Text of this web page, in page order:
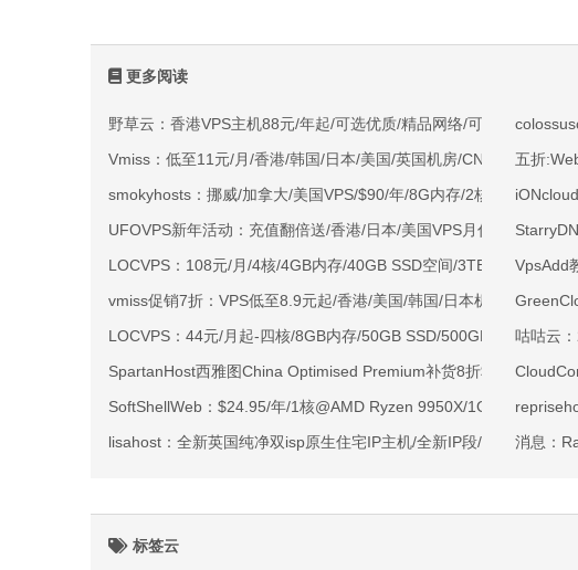
更多阅读
野草云：香港VPS主机88元/年起/可选优质/精品网络/可选100M不限
Vmiss：低至11元/月/香港/韩国/日本/美国/英国机房/CN2/CUII/
smokyhosts：挪威/加拿大/美国VPS/$90/年/8G内存/2核/80gNVMe/
UFOVPS新年活动：充值翻倍送/香港/日本/美国VPS月付9.5折年付8
LOCVPS：108元/月/4核/4GB内存/40GB SSD空间/3TB流量/
vmiss促销7折：VPS低至8.9元起/香港/美国/韩国/日本机房/可选
LOCVPS：44元/月起-四核/8GB内存/50GB SSD/500GB@40Mbps/
SpartanHost西雅图China Optimised Premium补货8折$19.2/月起-
SoftShellWeb：$24.95/年/1核@AMD Ryzen 9950X/1GB内存/
lisahost：全新英国纯净双isp原生住宅IP主机/全新IP段/全新宿主机/9
五折
VpsAdd
咕咕云
消息：
标签云